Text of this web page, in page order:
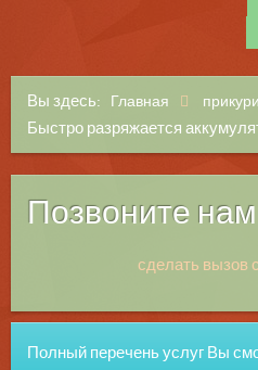
Вы здесь: Главная
Быстро разряжается
Позвоните нам
сделать вызов
Полный перечень услуг Вы